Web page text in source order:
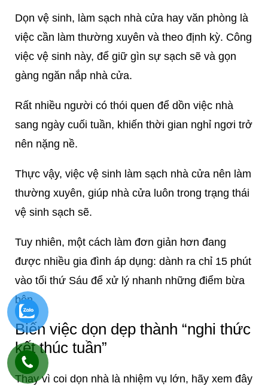
Dọn vệ sinh, làm sạch nhà cửa hay văn phòng là
việc cần làm thường xuyên và theo định kỳ. Công
việc vệ sinh này, để giữ gìn sự sạch sẽ và gọn
gàng ngăn nắp nhà cửa.
Rất nhiều người có thói quen để dồn việc nhà
sang ngày cuối tuần, khiến thời gian nghỉ ngơi trở
nên nặng nề.
Thực vậy, việc vệ sinh làm sạch nhà cửa nên làm
thường xuyên, giúp nhà cửa luôn trong trạng thái
vệ sinh sạch sẽ.
Tuy nhiên, một cách làm đơn giản hơn đang
được nhiều gia đình áp dụng: dành ra chỉ 15 phút
vào tối thứ Sáu để xử lý nhanh những điểm bừa
bộn.
Biến việc dọn dẹp thành “nghi thức
kết thúc tuần”
Thay vì coi dọn nhà là nhiệm vụ lớn, hãy xem đây